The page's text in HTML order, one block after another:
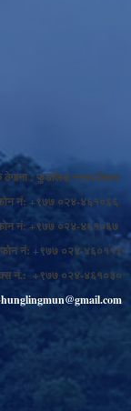
ठेगाना : फुङलिङ नगरपालिका
नं: +९७७ ०२४-४६१०६६
नं: +९७७ ०२४-४६१०६७
फोन नं: +९७७ ०२४-४६०११४
नं.: +९७७ ०२४-४६१०३०